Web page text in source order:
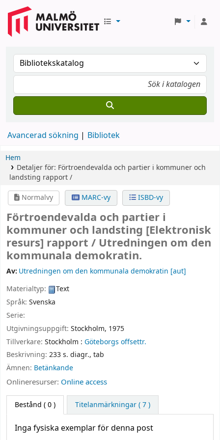
Avancerad sökning Bibliotek
Hem
Detaljer för: Förtroendevalda och partier i kommuner och
landsting rapport /
Normalvy
MARC-vy ISBD-vy
Förtroendevalda och partier i
kommuner och landsting [Elektronisk
resurs] rapport / Utredningen om den
kommunala demokratin.
Av: Utredningen om den kommunala demokratin [aut]
Materialtyp:
Text
Språk: Svenska
Serie:
Utgivningsuppgift: Stockholm, 1975
Tillverkare: Stockholm : Göteborgs offsettr.
Beskrivning: 233 s. diagr., tab
Ämnen: Betänkande
Onlineresurser: Online access
Bestånd ( 0 ) Titelanmärkningar ( 7 )
Inga fysiska exemplar för denna post